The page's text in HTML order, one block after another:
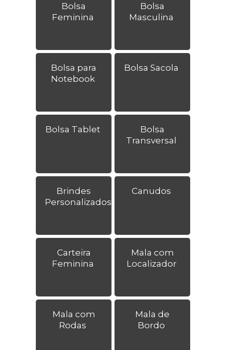
Bolsa
Feminina
Bolsa
Masculina
Bolsa para
Notebook
Bolsa Sacola
Bolsa Tablet
Bolsa
Transversal
Brindes
Personalizados
Canudos
Carteira
Feminina
Mala com
Localizador
Mala com
Rodas
Mala de
Bordo